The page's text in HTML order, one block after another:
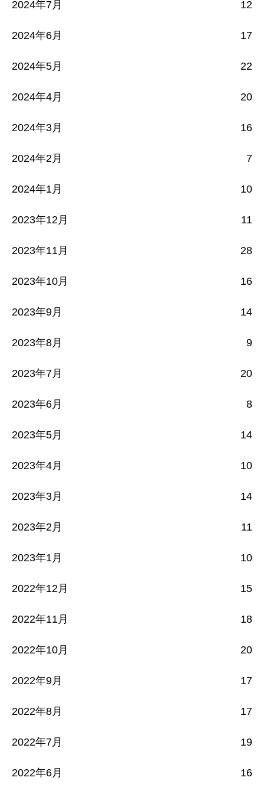
2024年7月 12
2024年6月 17
2024年5月 22
2024年4月 20
2024年3月 16
2024年2月 7
2024年1月 10
2023年12月 11
2023年11月 28
2023年10月 16
2023年9月 14
2023年8月 9
2023年7月 20
2023年6月 8
2023年5月 14
2023年4月 10
2023年3月 14
2023年2月 11
2023年1月 10
2022年12月 15
2022年11月 18
2022年10月 20
2022年9月 17
2022年8月 17
2022年7月 19
2022年6月 16